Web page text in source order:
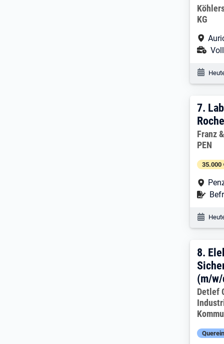
KG
7.
7.
Franz
PEN
35.000
8.
8.
(m/
Detlef